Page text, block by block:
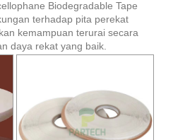
Biodegradable Tape
terhadap pita perekat
kemampuan terurai secara
daya rekat yang baik.